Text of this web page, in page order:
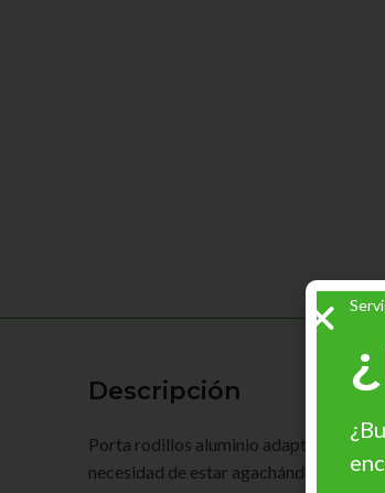
Descripción
Porta rodillos aluminio adaptable a
necesidad de estar agachándose